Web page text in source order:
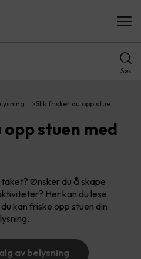
Søk
Slik frisker du opp stue…
stuen med
taket? Ønsker du å skape
Her kan du lese
kan friske opp stuen din
av belysning